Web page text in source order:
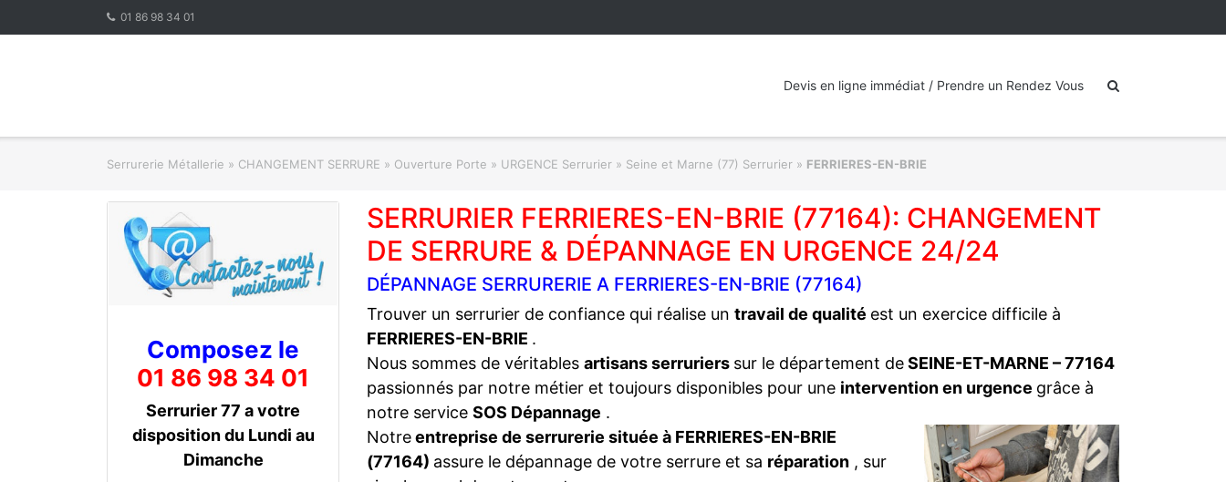
01 86 98 34 01
Devis en ligne immédiat / Prendre un Rendez Vous
Serrurerie Métallerie » CHANGEMENT SERRURE » Ouverture Porte » URGENCE Serrurier » Seine et Marne (77) Serrurier » FERRIERES-EN-BRIE
Composez le
01 86 98 34 01
Serrurier 77 a votre
disposition du Lundi au
Dimanche
SERRURIER FERRIERES-EN-BRIE (77164): CHANGEMENT
DE SERRURE & DÉPANNAGE EN URGENCE 24/24
DÉPANNAGE SERRURERIE A FERRIERES-EN-BRIE (77164)
Trouver un serrurier de confiance qui réalise un travail de qualité est un exercice difficile à
FERRIERES-EN-BRIE .
Nous sommes de véritables artisans serruriers sur le département deSEINE-ET-MARNE – 77164
passionnés par notre métier et toujours disponibles pour une intervention en urgence grâce à
notre service SOS Dépannage .
Notreentreprise de serrurerie située à FERRIERES-EN-BRIE
(77164) assure le dépannage de votre serrure et sa réparation , sur